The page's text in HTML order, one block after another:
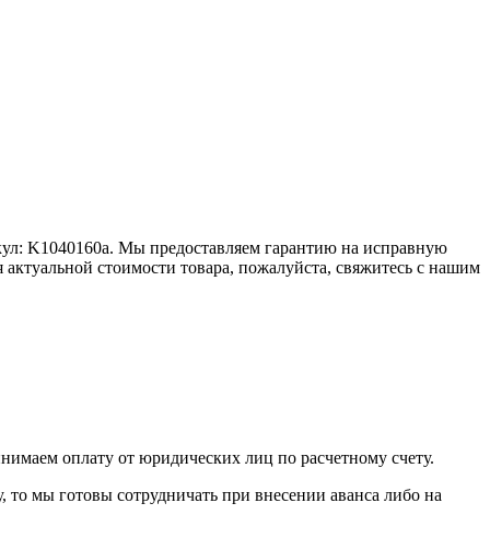
K1040160а. Мы предоставляем гарантию на исправную
стоимости товара, пожалуйста, свяжитесь с нашим
оплату от юридических лиц по расчетному счету.
то мы готовы сотрудничать при внесении аванса либо на